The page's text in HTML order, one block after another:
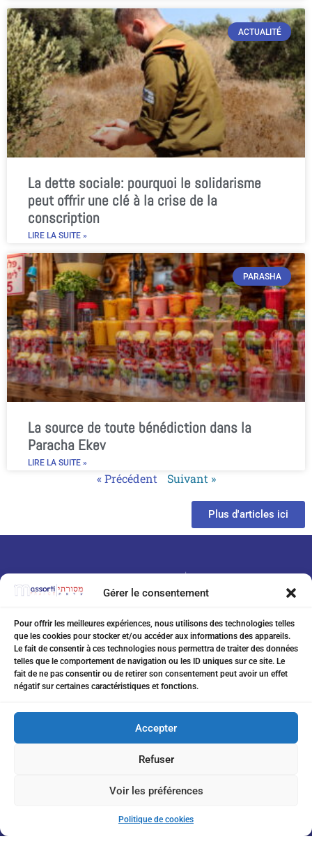
Gérer le consentement
Pour offrir les meilleures expériences, nous utilisons des technologies telles
que les cookies pour stocker et/ou accéder aux informations des appareils.
Le fait de consentir à ces technologies nous permettra de traiter des données
telles que le comportement de navigation ou les ID uniques sur ce site. Le
fait de ne pas consentir ou de retirer son consentement peut avoir un effet
négatif sur certaines caractéristiques et fonctions.
Accepter
Refuser
Voir les préférences
Politique de cookies
ACTUALITÉ
La dette sociale: pourquoi le solidarisme
peut offrir une clé à la crise de la
conscription
LIRE LA SUITE »
PARASHA
La source de toute bénédiction dans la
Paracha Ekev
LIRE LA SUITE »
« Précédent Suivant »
Plus d'articles ici
07 75 76 20 97
eitanchikli@gmail.com
17 av Shakespeare 06000 Nice